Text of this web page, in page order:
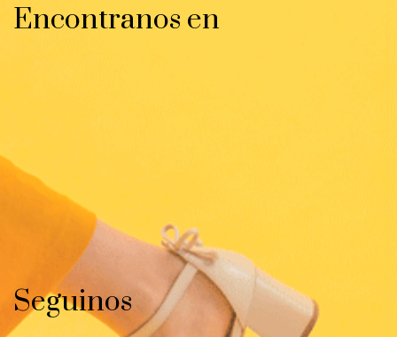
Encontranos en
Seguinos